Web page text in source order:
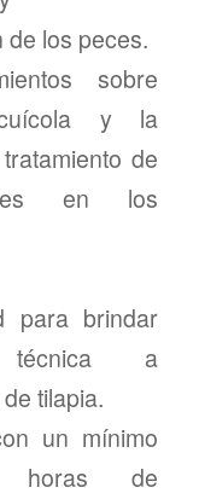
de los peces.
sobre
y la
de
en los
para brindar
técnica a
tilapia.
un mínimo
de